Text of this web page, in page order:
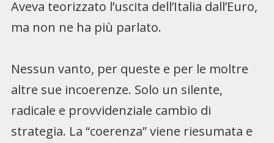
Aveva teorizzato l’uscita dell’Italia dall’Euro,
ma non ne ha più parlato.
Nessun vanto, per queste e per le moltre
altre sue incoerenze. Solo un silente,
radicale e provvidenziale cambio di
strategia. La “coerenza” viene riesumata e